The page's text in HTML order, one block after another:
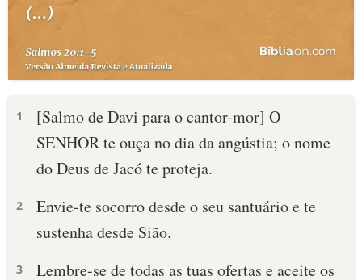
1
[Salmo de Davi para o cantor-mor] O
SENHOR te ouça no dia da angústia; o nome
do Deus de Jacó te proteja.
2
Envie-te socorro desde o seu santuário e te
sustenha desde Sião.
3 Lembre-se de todas as tuas ofertas e aceite os